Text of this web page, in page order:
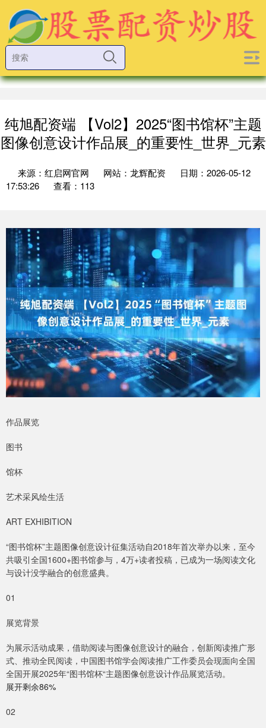
纯旭配资端 【Vol2】2025“图书馆杯”主题
图像创意设计作品展_的重要性_世界_元素
来源：红启网官网 网站：龙辉配资
日期：2026-05-12
17:53:26
查看：113
作品展览
图书
馆杯
艺术采风绘生活
ART EXHIBITION
“图书馆杯”主题图像创意设计征集活动自2018年首次举办以来，至今
共吸引全国1600+图书馆参与，4万+读者投稿，已成为一场阅读文化
与设计没学融合的创意盛典。
01
展览背景
为展示活动成果，借助阅读与图像创意设计的融合，创新阅读推广形
式、推动全民阅读，中国图书馆学会阅读推广工作委员会现面向全国
全国开展2025年“图书馆杯“主题图像创意设计作品展览活动。
展开剩余86%
02